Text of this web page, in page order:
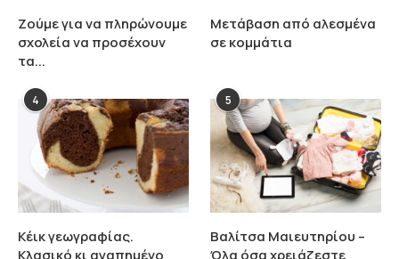
Ζούμε για να πληρώνουμε
σχολεία να προσέχουν
τα...
Μετάβαση από αλεσμένα
σε κομμάτια
4
Κέικ γεωγραφίας.
Κλασικό κι αγαπημένο
5
Βαλίτσα Μαιευτηρίου –
Όλα όσα χρειάζεστε